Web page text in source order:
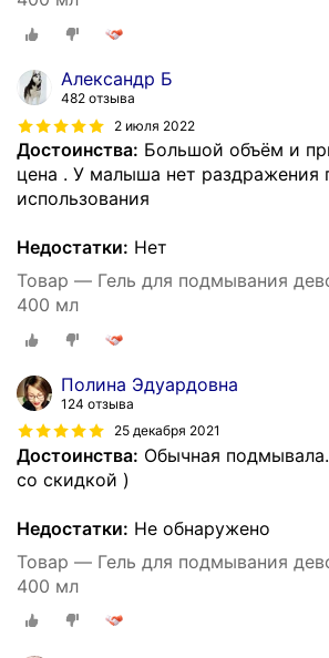
Александр Б
482 отзыва
2 июля 2022
Достоинства: Большой объём и
цена . У малыша нет раздражения
использования
Недостатки: Нет
Товар — Гель для подмывания
400 мл
Полина Эдуардовна
124 отзыва
25 декабря 2021
Достоинства: Обычная
со скидкой )
Недостатки: Не обнаружено
Товар — Гель для подмывания
400 мл